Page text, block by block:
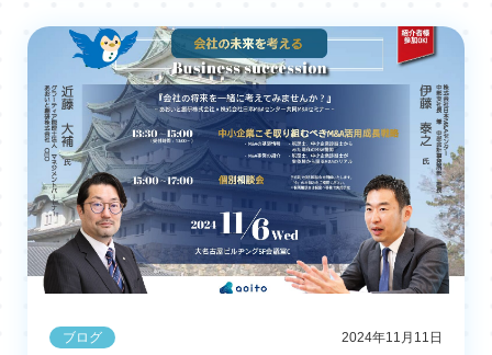
ブログ 2024年11月11日